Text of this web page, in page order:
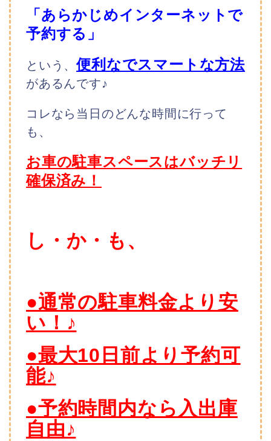
「あらかじめインターネットで
予約する」
という、便利なでスマートな方法
があるんです♪
コレなら当日のどんな時間に行って
も、
お車の駐車スペースはバッチリ
確保済み！
し・か・も、
●通常の駐車料金より安
い！♪
●最大10日前より予約可
能♪
●予約時間内なら入出庫
自由♪